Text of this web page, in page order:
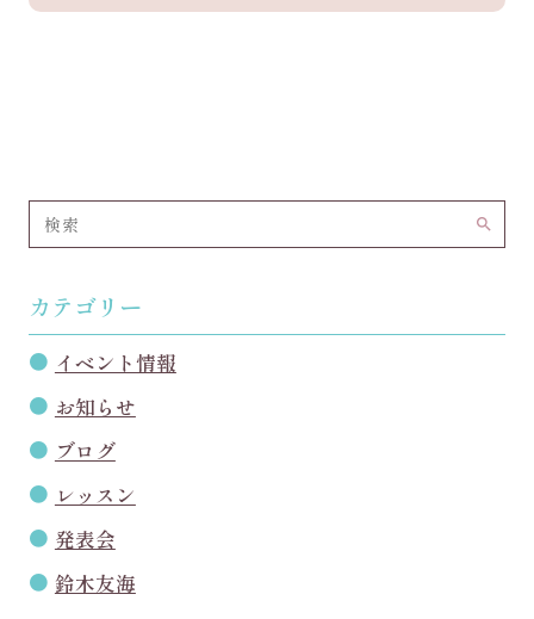
search
カテゴリー
イベント情報
お知らせ
ブログ
レッスン
発表会
鈴木友海